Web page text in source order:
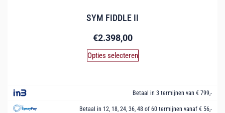
SYM FIDDLE II
€2.398,00
Opties selecteren
Betaal in 3 termijnen van € 799,-
Betaal in 12, 18, 24, 36, 48 of 60 termijnen vanaf € 56,-